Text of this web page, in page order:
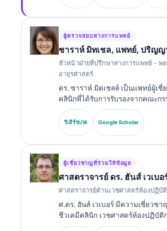
Medical Officer ที่ Kantesti AI เข
อย่างกว้างขวางเกี่ยวกับการตีควา
การวินิจฉัยทางห้องปฏิบัติการในหั
ผู้ตรวจสอบทางการแพทย์
ซาราห์ มิทเชล, แพทย์, ปริญญ
หัวหน้าฝ่ายที่ปรึกษาทางการแพทย์ - พ
อายุรศาสตร์
ดร. ซาราห์ มิตเชลล์ เป็นแพทย์ผู้เ
คลินิกที่ได้รับการรับรองจากคณะก
มากกว่า 18 ปีในด้านเวชศาสตร์ห้อ
วิเคราะห์การวินิจฉัย เธอมีวุฒิบัตรเ
และได้ตีพิมพ์อย่างกว้างขวางเกี่ยว
รีเสิร์ชเกต Google Scholar
ผู้เชี่ยวชาญที่ร่วมให้ข้อมูล
ศาสตราจารย์ ดร. ฮันส์ เวเบ
ศาสตราจารย์ด้านเวชศาสตร์ห้องปฏิบั
ศ.ดร. ฮันส์ เวเบอร์ มีความเชี่ยวช
ชีวเคมีคลินิก เวชศาสตร์ห้องปฏิบัติ
มาร์กเกอร์ อดีตประธานของสมาค